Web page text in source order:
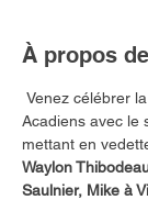
À propos
Venez célébrer
Acadiens avec le
mettant en
Waylon
Saulnier, Mike à